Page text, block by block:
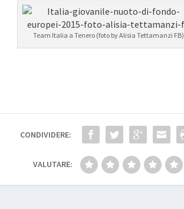
Team Italia a Tenero (foto by Alisia Tettamanzi FB)
CONDIVIDERE:
VALUTARE: